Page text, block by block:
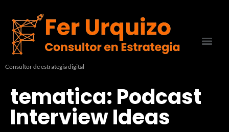
Consultor de estrategia digital
tematica: Podcast
Interview Ideas